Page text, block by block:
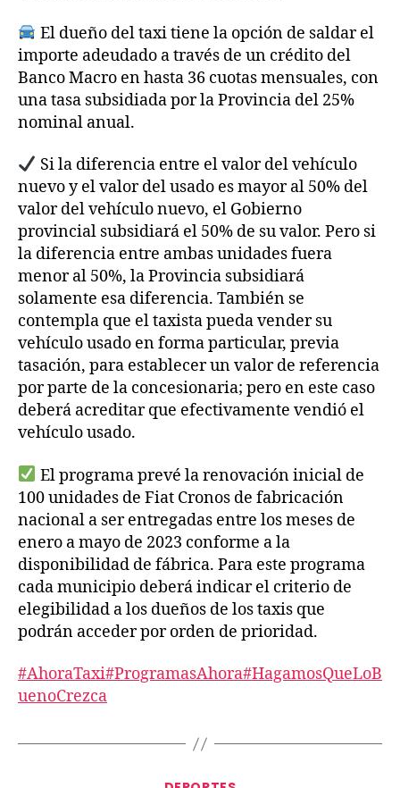
El dueño del taxi tiene la opción de saldar el
importe adeudado a través de un crédito del
Banco Macro en hasta 36 cuotas mensuales, con
una tasa subsidiada por la Provincia del 25%
nominal anual.
Si la diferencia entre el valor del vehículo
nuevo y el valor del usado es mayor al 50% del
valor del vehículo nuevo, el Gobierno
provincial subsidiará el 50% de su valor. Pero si
la diferencia entre ambas unidades fuera
menor al 50%, la Provincia subsidiará
solamente esa diferencia. También se
contempla que el taxista pueda vender su
vehículo usado en forma particular, previa
tasación, para establecer un valor de referencia
por parte de la concesionaria; pero en este caso
deberá acreditar que efectivamente vendió el
vehículo usado.
El programa prevé la renovación inicial de
100 unidades de Fiat Cronos de fabricación
nacional a ser entregadas entre los meses de
enero a mayo de 2023 conforme a la
disponibilidad de fábrica. Para este programa
cada municipio deberá indicar el criterio de
elegibilidad a los dueños de los taxis que
podrán acceder por orden de prioridad.
#AhoraTaxi#ProgramasAhora#HagamosQueLoB
uenoCrezca